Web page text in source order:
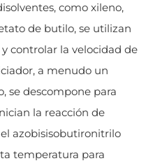
como xileno,
de butilo, se utilizan
controlar la velocidad de
a menudo un
se descompone para
la reacción de
azobisisobutironitrilo
temperatura para